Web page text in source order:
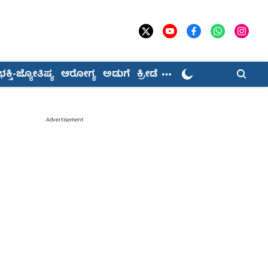
ಜ್ಯೋತಿಷ್ಯ ಆರೋಗ್ಯ ಅಡುಗೆ ಕ್ರೀಡೆ
Advertisement